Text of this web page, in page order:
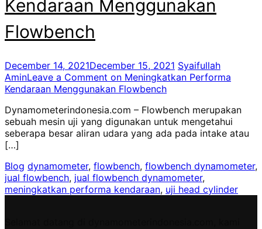
Kendaraan Menggunakan
Flowbench
December 14, 2021December 15, 2021 Syaifullah
AminLeave a Comment on Meningkatkan Performa
Kendaraan Menggunakan Flowbench
Dynamometerindonesia.com – Flowbench merupakan
sebuah mesin uji yang digunakan untuk mengetahui
seberapa besar aliran udara yang ada pada intake atau
[…]
Blog dynamometer, flowbench, flowbench dynamometer,
jual flowbench, jual flowbench dynamometer,
meningkatkan performa kendaraan, uji head cylinder